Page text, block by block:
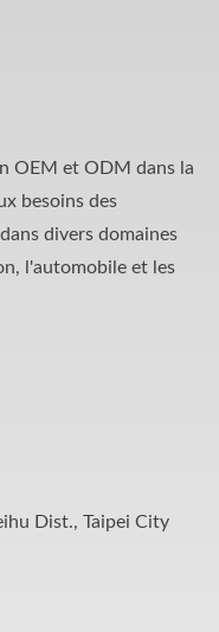
OEM et ODM dans la
besoins des
divers domaines
l'automobile et les
Dist., Taipei City